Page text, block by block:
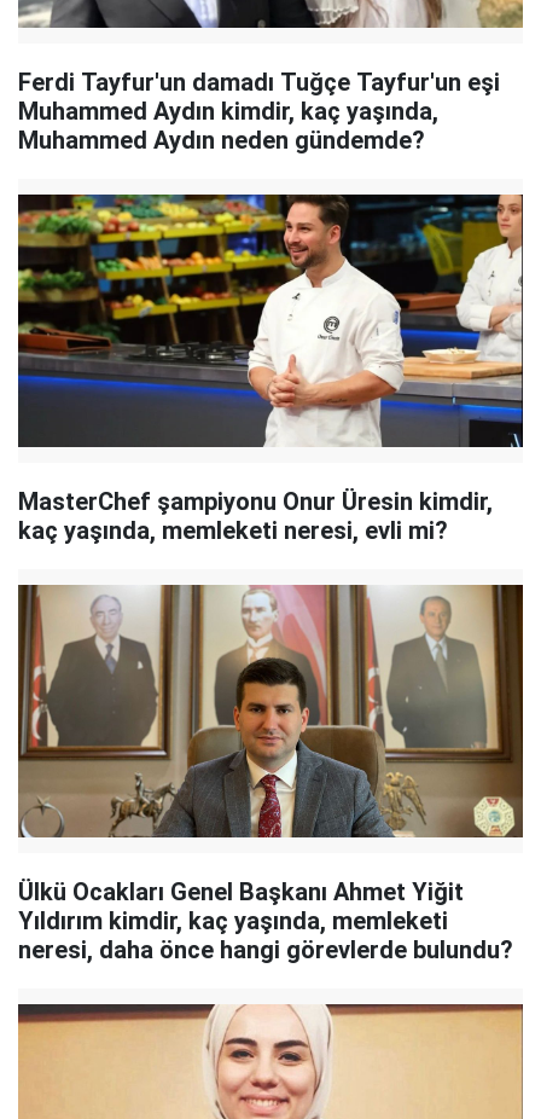
Ferdi Tayfur'un damadı Tuğçe Tayfur'un eşi
Muhammed Aydın kimdir, kaç yaşında,
Muhammed Aydın neden gündemde?
MasterChef şampiyonu Onur Üresin kimdir,
kaç yaşında, memleketi neresi, evli mi?
Ülkü Ocakları Genel Başkanı Ahmet Yiğit
Yıldırım kimdir, kaç yaşında, memleketi
neresi, daha önce hangi görevlerde bulundu?